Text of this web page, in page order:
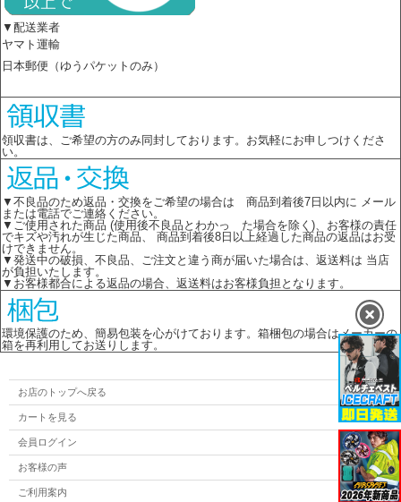
▼配送業者
ヤマト運輸
日本郵便（ゆうパケットのみ）
領収書は、ご希望の方のみ同封しております。お気軽にお申しつけくださ
い。
▼不良品のため返品・交換をご希望の場合は 商品到着後7日以内に メール
または電話でご連絡ください。
▼ご使用された商品 (使用後不良品とわかっ た場合を除く)、お客様の責任
でキズや汚れが生じた商品、 商品到着後8日以上経過した商品の返品はお受
けできません。
▼発送中の破損、不良品、ご注文と違う商が届いた場合は、返送料は 当店
が負担いたします。
▼お客様都合による返品の場合、返送料はお客様負担となります。
環境保護のため、簡易包装を心がけております。箱梱包の場合はメーカーの
箱を再利用してお送りします。
お店のトップへ戻る
カートを見る
会員ログイン
お客様の声
ご利用案内